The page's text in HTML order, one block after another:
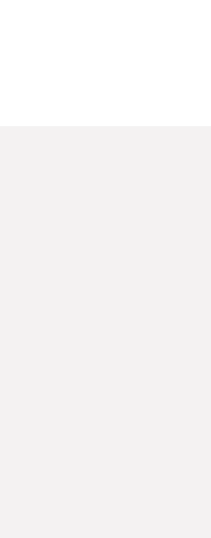
beschikbaar.)